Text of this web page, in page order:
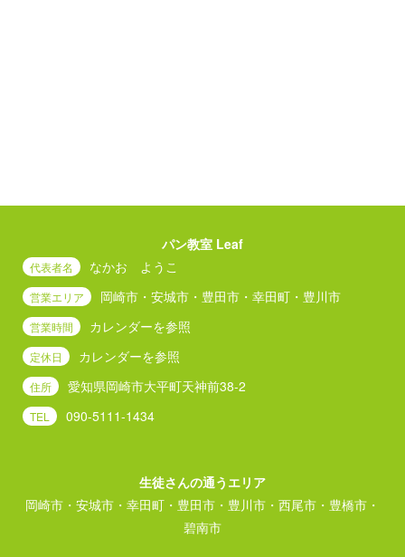
パン教室 Leaf
代表者名 なかお ようこ
営業エリア 岡崎市・安城市・豊田市・幸田町・豊川市
営業時間 カレンダーを参照
定休日 カレンダーを参照
住所 愛知県岡崎市大平町天神前38-2
TEL 090-5111-1434
生徒さんの通うエリア
岡崎市・安城市・幸田町・豊田市・豊川市・西尾市・豊橋市・
碧南市